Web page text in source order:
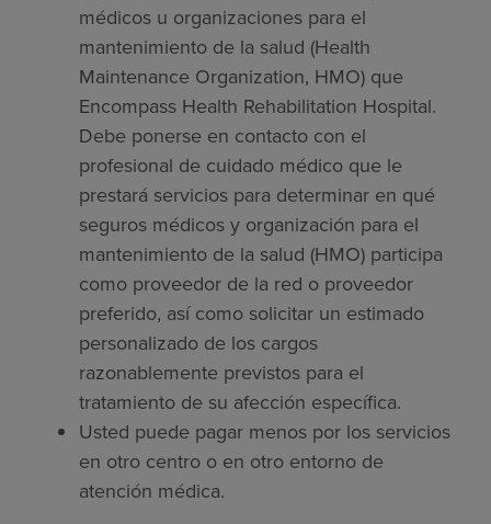
médicos u organizaciones para el
mantenimiento de la salud (Health
Maintenance Organization, HMO) que
Encompass Health Rehabilitation Hospital.
Debe ponerse en contacto con el
profesional de cuidado médico que le
prestará servicios para determinar en qué
seguros médicos y organización para el
mantenimiento de la salud (HMO) participa
como proveedor de la red o proveedor
preferido, así como solicitar un estimado
personalizado de los cargos
razonablemente previstos para el
tratamiento de su afección específica.
Usted puede pagar menos por los servicios
en otro centro o en otro entorno de
atención médica.